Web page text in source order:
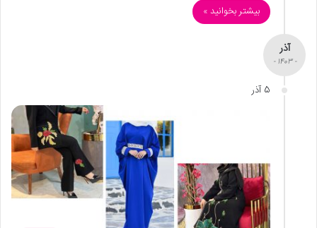
بیشتر بخوانید »
آذر
- 1403 -
5 آذر